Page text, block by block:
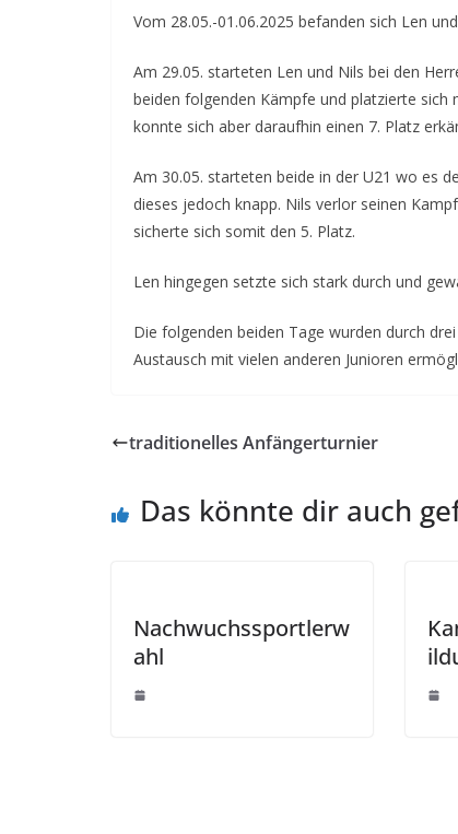
Vom 28.05.-01.06.2025 befanden sich Len
Am 29.05. starteten Len und Nils bei den
beiden folgenden Kämpfe und platzierte
konnte sich aber daraufhin einen 7. Platz
Am 30.05. starteten beide in der U21 wo es
dieses jedoch knapp. Nils verlor seinen
sicherte sich somit den 5. Platz.
Len hingegen setzte sich stark durch und
Die folgenden beiden Tage wurden durch
Austausch mit vielen anderen Junioren
traditionelles Anfängerturnier
Das könnte dir auch
Nachwuchssportlerw
ahl